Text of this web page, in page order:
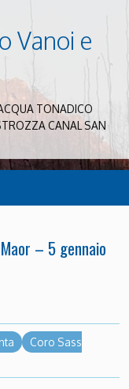
Vanoi e
TONADICO
CANAL SAN
– 5 gennaio
Coro Sass